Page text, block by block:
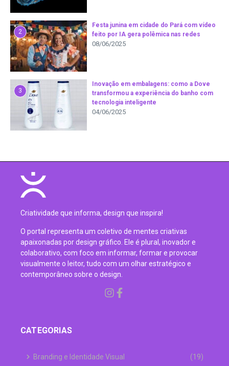
2
Festa junina em cidade do Pará com vídeo
feito por IA gera polêmica nas redes
08/06/2025
3
Inovação em embalagens: como a Dove
transformou a experiência do banho com
tecnologia inteligente
04/06/2025
Criatividade que informa, design que inspira!
O portal representa um coletivo de mentes criativas
apaixonadas por design gráfico. Ele é plural, inovador e
colaborativo, com foco em informar, formar e provocar
visualmente o leitor, tudo com um olhar estratégico e
contemporâneo sobre o design.
CATEGORIAS
Branding e Identidade Visual (19)